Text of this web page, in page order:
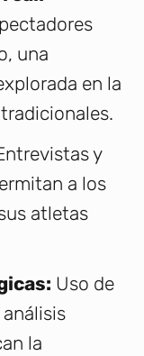
una
en la
y
a los
atletas
Uso de
la